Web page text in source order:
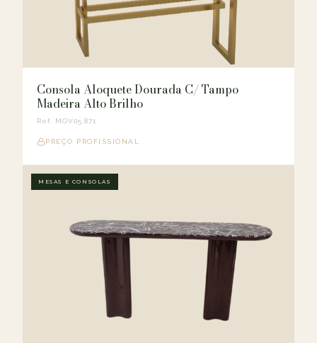
Consola Aloquete Dourada C/ Tampo
Madeira Alto Brilho
Ref. MOV05.871
PREÇO PROFISSIONAL
MESAS E CONSOLAS